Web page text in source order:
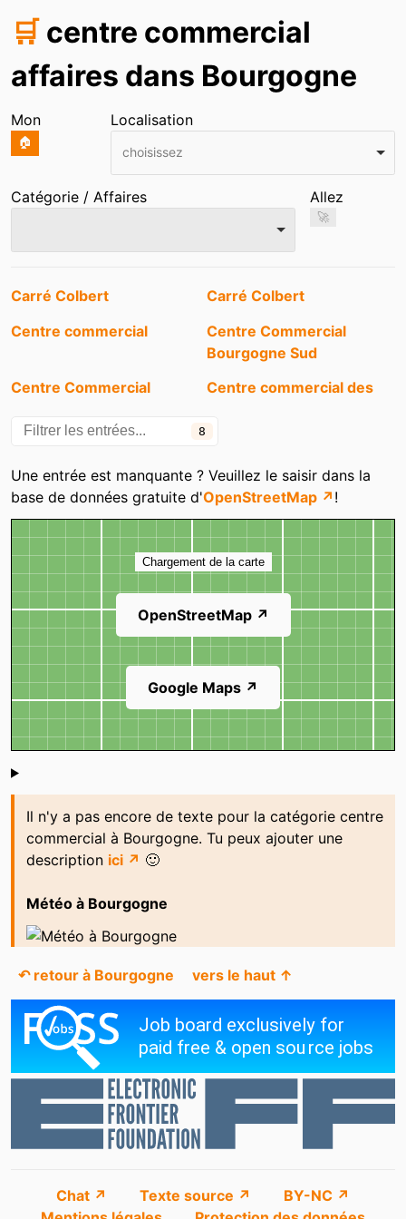
🛒 centre commercial
affaires dans Bourgogne
Mon
🏠
Localisation
choisissez
Catégorie / Affaires Allez
🚀
Entrées
Carré Colbert
Carré Colbert
Centre commercial
Centre Commercial
Bourgogne Sud
Centre Commercial
Centre commercial des
Leclerc
8
Une entrée est manquante ? Veuillez le saisir dans la
base de données gratuite d'OpenStreetMap ↗ !
Carte
Chargement de la carte
OpenStreetMap ↗
Google Maps ↗
Shoutbox
Il n'y a pas encore de texte pour la catégorie centre
commercial à Bourgogne. Tu peux ajouter une
description ici ↗ 🙂
Météo à Bourgogne
↶ retour à Bourgogne vers le haut ↑
Chat ↗ Texte source ↗
BY-NC ↗